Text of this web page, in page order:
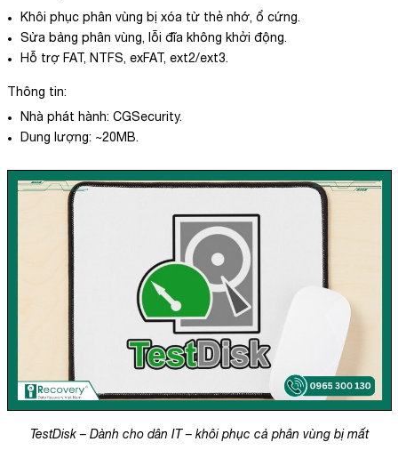
Khôi phục phân vùng bị xóa từ thẻ nhớ, ổ cứng.
Sửa bảng phân vùng, lỗi đĩa không khởi động.
Hỗ trợ FAT, NTFS, exFAT, ext2/ext3.
Thông tin:
Nhà phát hành: CGSecurity.
Dung lượng: ~20MB.
TestDisk – Dành cho dân IT – khôi phục cả phân vùng bị mất